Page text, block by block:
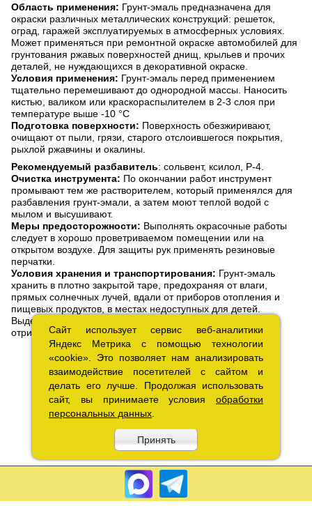
Область применения: Грунт-эмаль предназначена для
окраски различных металлических конструкций: решеток,
оград, гаражей эксплуатируемых в атмосферных условиях.
Может применяться при ремонтной окраске автомобилей для
грунтования ржавых поверхностей днищ, крыльев и прочих
деталей, не нуждающихся в декоративной окраске.
Условия применения: Грунт-эмаль перед применением
тщательно перемешивают до однородной массы. Наносить
кистью, валиком или краскораспылителем в 2-3 слоя при
температуре выше -10 °С
Подготовка поверхности: Поверхность обезжиривают,
очищают от пыли, грязи, старого отслоившегося покрытия,
рыхлой ржавчины и окалины.
Рекомендуемый разбавитель: сольвент, ксилол, Р-4.
Очистка инструмента: По окончании работ инструмент
промывают тем же растворителем, который применялся для
разбавления грунт-эмали, а затем моют теплой водой с
мылом и высушивают.
Меры предосторожности: Выполнять окрасочные работы
следует в хорошо проветриваемом помещении или на
открытом воздухе. Для защиты рук применять резиновые
перчатки.
Условия хранения и транспортирования: Грунт-эмаль
хранить в плотно закрытой таре, предохраняя от влаги,
прямых солнечных лучей, вдали от приборов отопления и
пищевых продуктов, в местах недоступных для детей.
Выдерживает транспортирование и хранение при
отрицательных температурах.Беречь от огня!
Сайт использует сервис веб-аналитики
Яндекс Метрика с помощью технологии
«cookie». Это позволяет нам анализировать
взаимодействие посетителей с сайтом и
делать его лучше. Продолжая использовать
сайт, вы принимаете условия обработки
персональных данных
Принять
Сайт использует сервис веб-аналитики
Яндекс Метрика с помощью технологии
«cookie». Это позволяет нам анализировать
взаимодействие посетителей с сайтом и
делать его лучше. Продолжая использовать
сайт, вы принимаете условия обработки
персональных данных
Принять